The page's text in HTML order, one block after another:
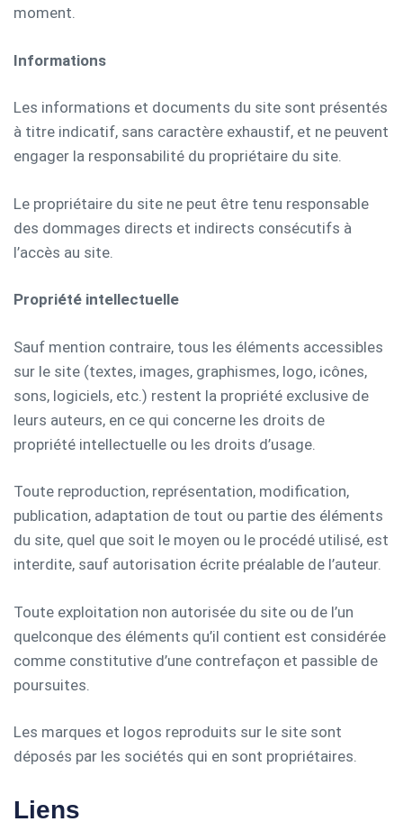
moment.
Informations
Les informations et documents du site sont présentés
à titre indicatif, sans caractère exhaustif, et ne peuvent
engager la responsabilité du propriétaire du site.
Le propriétaire du site ne peut être tenu responsable
des dommages directs et indirects consécutifs à
l’accès au site.
Propriété intellectuelle
Sauf mention contraire, tous les éléments accessibles
sur le site (textes, images, graphismes, logo, icônes,
sons, logiciels, etc.) restent la propriété exclusive de
leurs auteurs, en ce qui concerne les droits de
propriété intellectuelle ou les droits d’usage.
Toute reproduction, représentation, modification,
publication, adaptation de tout ou partie des éléments
du site, quel que soit le moyen ou le procédé utilisé, est
interdite, sauf autorisation écrite préalable de l’auteur.
Toute exploitation non autorisée du site ou de l’un
quelconque des éléments qu’il contient est considérée
comme constitutive d’une contrefaçon et passible de
poursuites.
Les marques et logos reproduits sur le site sont
déposés par les sociétés qui en sont propriétaires.
Liens